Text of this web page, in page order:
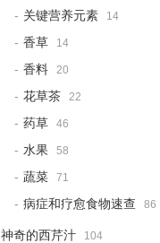
关键营养元素 14
香草 14
香料 20
花草茶 22
药草 46
水果 58
蔬菜 71
病症和疗愈食物速查 86
神奇的西芹汁 104